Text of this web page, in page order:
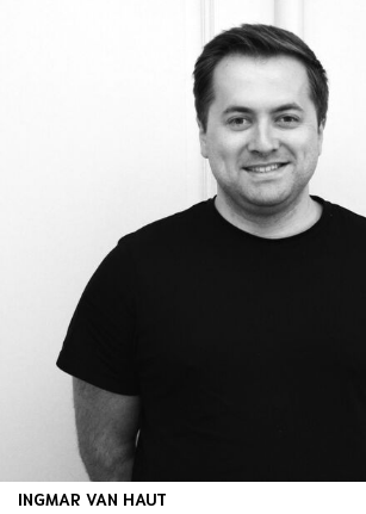
INGMAR VAN HAUT